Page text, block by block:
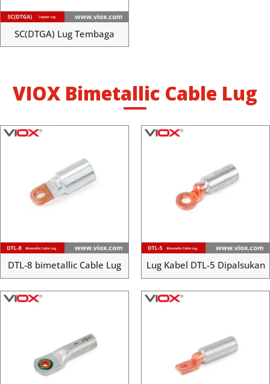
SC(DTGA) Lug Tembaga
VIOX Bimetallic Cable Lug
DTL-8 bimetallic Cable Lug Lug Kabel DTL-5 Dipalsukan